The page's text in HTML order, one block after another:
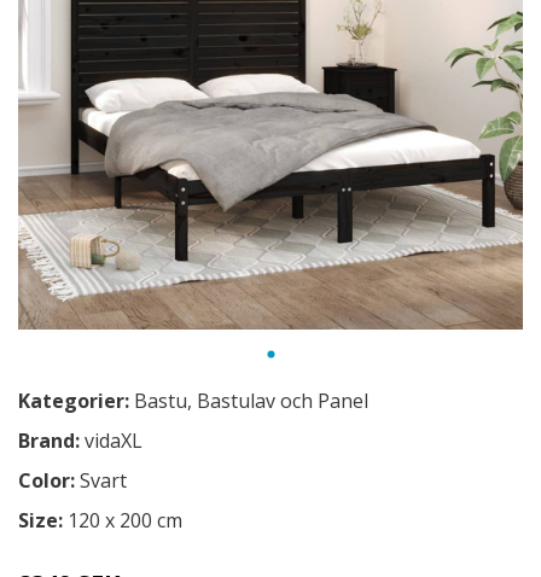
Kategorier: Bastu, Bastulav och Panel
Brand:vidaXL
Color:Svart
Size: 120 x 200 cm